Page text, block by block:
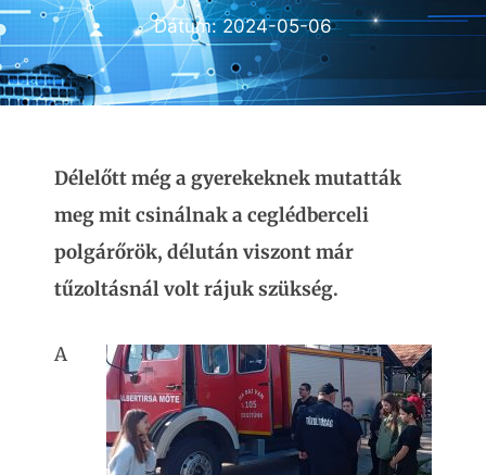
Dátum:2024-05-06
Délelőtt még a gyerekeknek mutatták
meg mit csinálnak a ceglédberceli
polgárőrök, délután viszont már
tűzoltásnál volt rájuk szükség.
A